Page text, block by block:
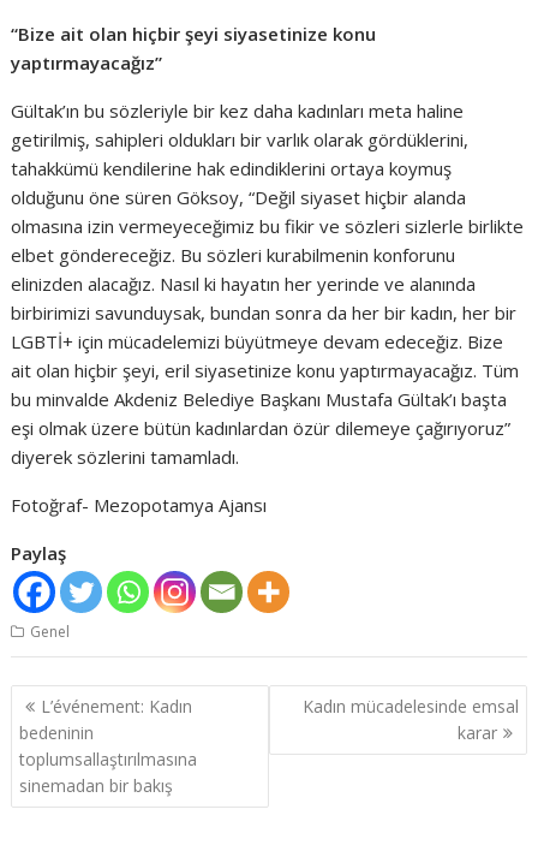
“Bize ait olan hiçbir şeyi siyasetinize konu
yaptırmayacağız”
Gültak’ın bu sözleriyle bir kez daha kadınları meta haline
getirilmiş, sahipleri oldukları bir varlık olarak gördüklerini,
tahakkümü kendilerine hak edindiklerini ortaya koymuş
olduğunu öne süren Göksoy, “Değil siyaset hiçbir alanda
olmasına izin vermeyeceğimiz bu fikir ve sözleri sizlerle birlikte
elbet göndereceğiz. Bu sözleri kurabilmenin konforunu
elinizden alacağız. Nasıl ki hayatın her yerinde ve alanında
birbirimizi savunduysak, bundan sonra da her bir kadın, her bir
LGBTİ+ için mücadelemizi büyütmeye devam edeceğiz. Bize
ait olan hiçbir şeyi, eril siyasetinize konu yaptırmayacağız. Tüm
bu minvalde Akdeniz Belediye Başkanı Mustafa Gültak’ı başta
eşi olmak üzere bütün kadınlardan özür dilemeye çağırıyoruz”
diyerek sözlerini tamamladı.
Fotoğraf- Mezopotamya Ajansı
Paylaş
Genel
Yazı
dolaşımı
L’événement: Kadın
bedeninin
toplumsallaştırılmasına
sinemadan bir bakış
Kadın mücadelesinde emsal
karar